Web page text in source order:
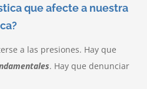
que afecte a nuestra
a las presiones. Hay que
. Hay que denunciar